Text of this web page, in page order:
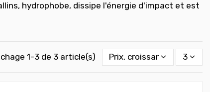
hydrophobe, dissipe l'énergie d'impact et est
1-3 de 3 article(s) Prix, croissant 3